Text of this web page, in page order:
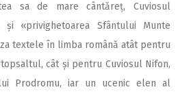
sa de mare cân­tăreț, Cuviosul
«privighetoarea Sfântului Munte
textele în limba română atât pentru
cât și pentru Cuviosul Nifon,
Prodromu, iar un ucenic elen al